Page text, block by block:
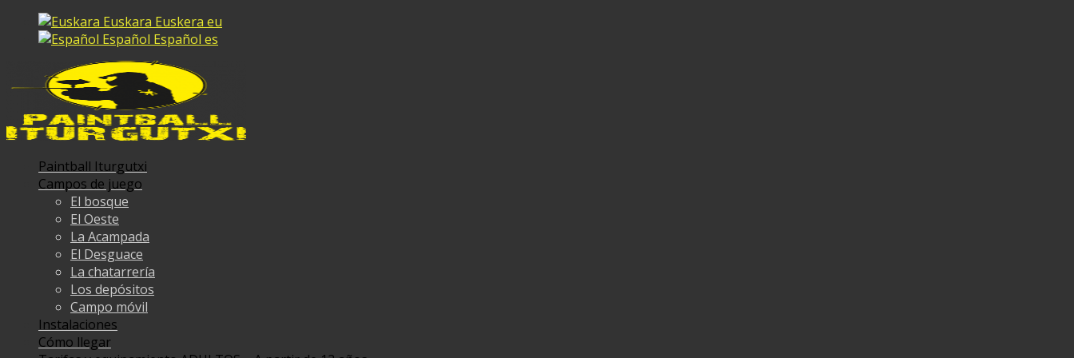
Euskara Euskera eu
Español Español es
Paintball Iturgutxi
Campos de juego
El bosque
El Oeste
La Acampada
El Desguace
La chatarrería
Los depósitos
Campo móvil
Instalaciones
Cómo llegar